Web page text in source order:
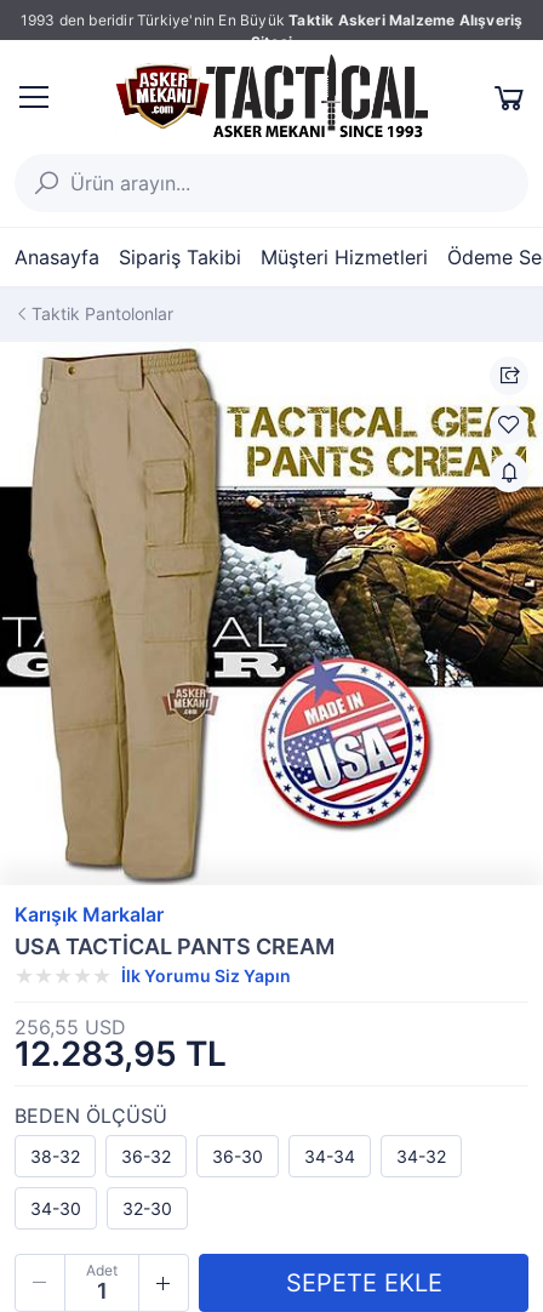
1993 den beridir Türkiye'nin En Büyük Taktik Askeri Malzeme Alışveriş
Sitesi
Anasayfa Sipariş Takibi Müşteri Hizmetleri Ödeme
Taktik Pantolonlar
Karışık Markalar
USA TACTİCAL PANTS CREAM
İlk Yorumu Siz Yapın
12.283,95 TL
256,55 USD
BEDEN ÖLÇÜSÜ
38-32 36-32 36-30 34-34 34-32
34-30 32-30
Adet